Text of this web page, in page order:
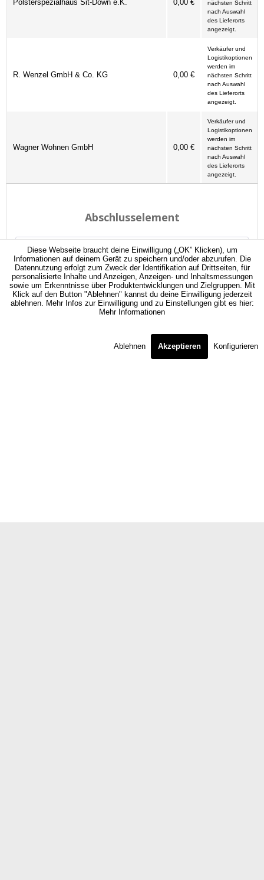
Polsterspezialhaus Sit-Down e.K. 0,00 €
nächsten Schritt
nach Auswahl
des Lieferorts
angezeigt.
R. Wenzel GmbH & Co. KG 0,00 €
Verkäufer und
Logistikoptionen
werden im
nächsten Schritt
nach Auswahl
des Lieferorts
angezeigt.
Wagner Wohnen GmbH 0,00 €
Verkäufer und
Logistikoptionen
werden im
nächsten Schritt
nach Auswahl
des Lieferorts
angezeigt.
Diese Webseite braucht deine Einwilligung („OK” Klicken), um
Informationen auf deinem Gerät zu speichern und/oder abzurufen. Die
Datennutzung erfolgt zum Zweck der Identifikation auf Drittseiten, für
personalisierte Inhalte und Anzeigen, Anzeigen- und Inhaltsmessungen
sowie um Erkenntnisse über Produktentwicklungen und Zielgruppen. Mit
Klick auf den Button "Ablehnen" kannst du deine Einwilligung jederzeit
ablehnen. Mehr Infos zur Einwilligung und zu Einstellungen gibt es hier:
Mehr Informationen
Ablehnen Akzeptieren Konfigurieren